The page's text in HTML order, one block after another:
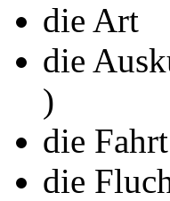
die Art
die
)
die
die